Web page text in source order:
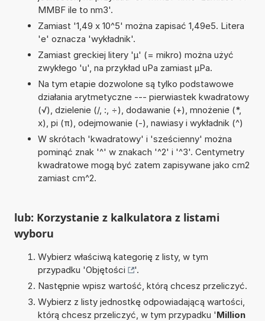
MMBF ile to nm3'.
Zamiast '1,49 x 10^5' można zapisać 1,49e5. Litera
'e' oznacza 'wykładnik'.
Zamiast greckiej litery 'µ' (= mikro) można użyć
zwykłego 'u', na przykład uPa zamiast µPa.
Na tym etapie dozwolone są tylko podstawowe
działania arytmetyczne --- pierwiastek kwadratowy
(√), dzielenie (/, :, ÷), dodawanie (+), mnożenie (*,
x), pi (π), odejmowanie (-), nawiasy i wykładnik (^)
W skrótach 'kwadratowy' i 'sześcienny' można
pominąć znak '^' w znakach '^2' i '^3'. Centymetry
kwadratowe mogą być zatem zapisywane jako cm2
zamiast cm^2.
lub: Korzystanie z kalkulatora z listami
wyboru
Wybierz właściwą kategorię z listy, w tym
przypadku 'Objętości
'.
Następnie wpisz wartość, którą chcesz przeliczyć.
Wybierz z listy jednostkę odpowiadającą wartości,
którą chcesz przeliczyć, w tym przypadku 'Million